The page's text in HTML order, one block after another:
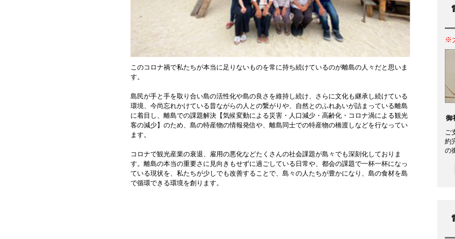
このコロナ禍で私たちが本当に足りないものを常に持ち続けているのが離島の人々だと思いま
す。
島民が手と手を取り合い島の活性化や島の良さを維持し続け、さらに文化も継承し続けている
環境、今尚忘れかけている昔ながらの人との繋がりや、自然とのふれあいが詰まっている離島
に着目し、離島での課題解決【気候変動による災害・人口減少・高齢化・コロナ渦による観光
客の減少】のため、島の特産物の情報発信や、離島同士での特産物の橋渡しなどを行なってい
ます。
コロナで観光産業の衰退、雇用の悪化などたくさんの社会課題が島々でも深刻化しておりま
す。離島の本当の重要さに見向きもせずに過ごしている日常や、都会の課題で一杯一杯になっ
ている現状を、私たちが少しでも改善することで、島々の人たちが豊かになり、島の食材を島
で循環できる環境を創ります。
※
御
ご
約
の